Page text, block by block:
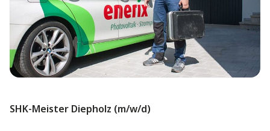
SHK-Meister Diepholz (m/w/d)